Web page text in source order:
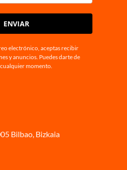
ENVIAR
electrónico, aceptas recibir
y anuncios. Puedes darte de
momento.
Bilbao, Bizkaia